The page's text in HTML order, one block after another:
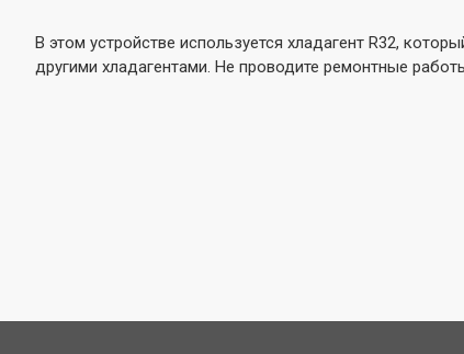
В этом устройстве используется хладагент R32,
другими хладагентами. Не проводите ремонтные